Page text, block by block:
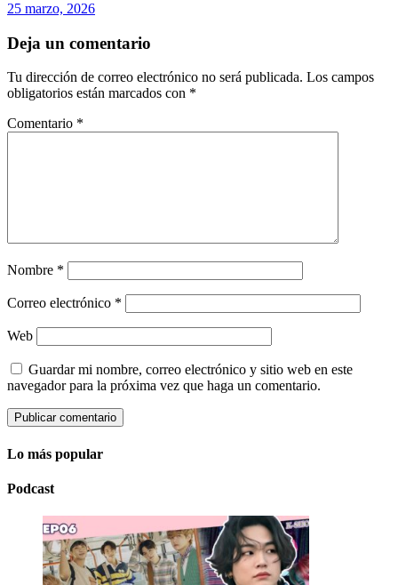
25 marzo, 2026
Deja un comentario
Tu dirección de correo electrónico no será publicada. Los campos
obligatorios están marcados con *
Comentario *
Nombre *
Correo electrónico *
Web
Guardar mi nombre, correo electrónico y sitio web en este
navegador para la próxima vez que haga un comentario.
Lo más popular
Podcast